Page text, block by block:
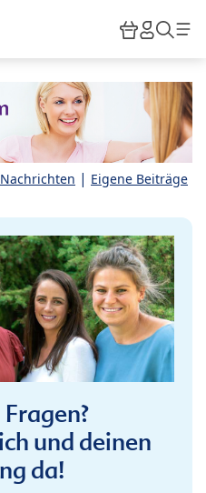
HiPP
| Eigene Beiträge
und deinen
da!